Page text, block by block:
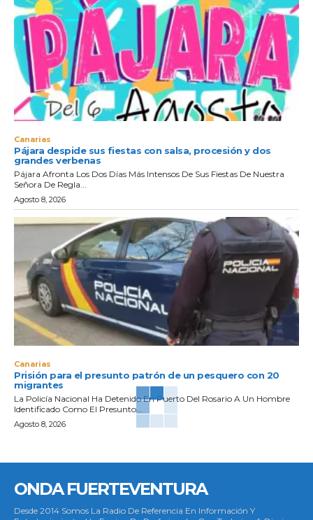
Canarias
Pájara despide sus fiestas con salsa, procesión y dos
grandes verbenas
Pájara Afronta Los Dos Días Más Intensos De Sus Fiestas De Nuestra
Señora De Regla...
Agosto 8, 2026
Canarias
Prisión para el presunto patrón de un pesquero con 20
migrantes
La Policía Nacional Ha Detenido En Puerto Del Rosario A Un Hombre
Identificado Como El Presunto...
Agosto 8, 2026
ONDA FUERTEVENTURA
Desde 2014 Somos La Radio De Referencia En Información Y